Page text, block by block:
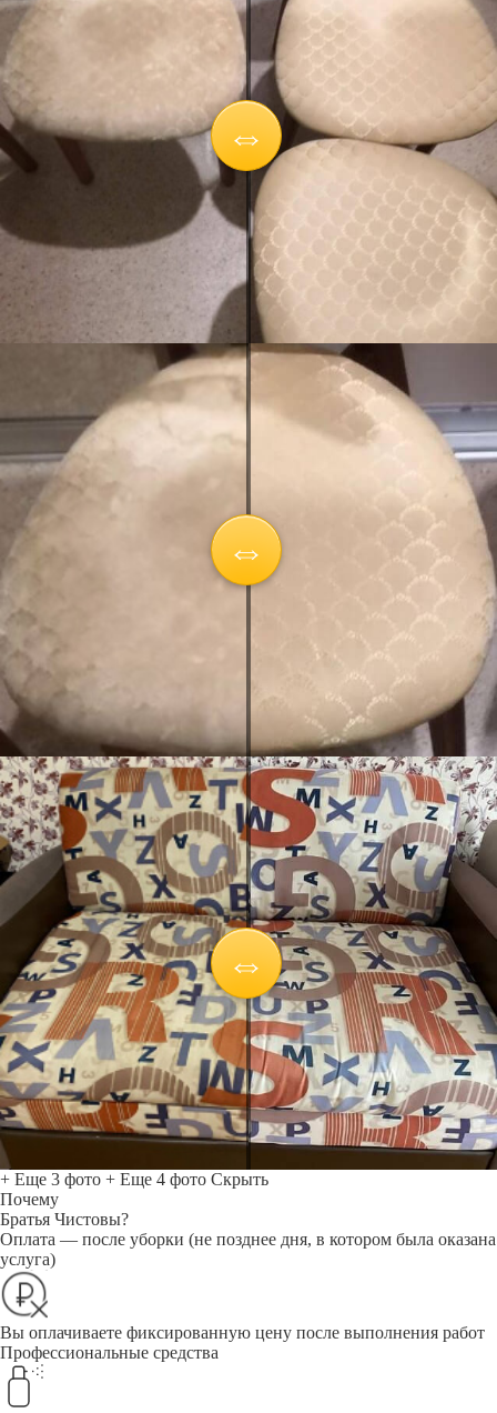
+ Еще 3 фото + Еще 4 фото Скрыть
Почему
Братья Чистовы?
Оплата — после уборки (не позднее дня, в котором была оказана
услуга)
Вы оплачиваете фиксированную цену после выполнения работ
Профессиональные средства